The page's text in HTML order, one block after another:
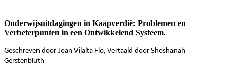
Onderwijsuitdagingen in Kaapverdië: Problemen en
Verbeterpunten in een Ontwikkelend Systeem.
Geschreven door Joan Vilalta Flo, Vertaald door Shoshanah
Gerstenbluth